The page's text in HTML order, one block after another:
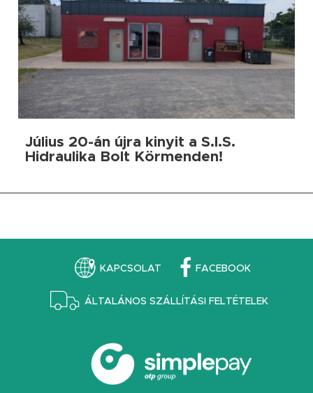
Július 20-án újra kinyit a S.I.S.
Hidraulika Bolt Körmenden!
KAPCSOLAT FACEBOOK
ÁLTALÁNOS SZÁLLÍTÁSI FELTÉTELEK